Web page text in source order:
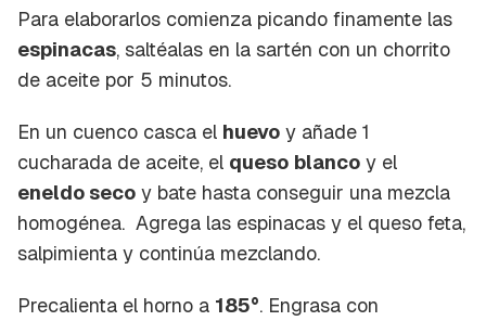
Para elaborarlos comienza picando finamente las
espinacas, saltéalas en la sartén con un chorrito
de aceite por 5 minutos.
En un cuenco casca el huevo y añade 1
cucharada de aceite, el queso blanco y el
eneldo seco y bate hasta conseguir una mezcla
homogénea. Agrega las espinacas y el queso feta,
salpimienta y continúa mezclando.
Precalienta el horno a 185°. Engrasa con